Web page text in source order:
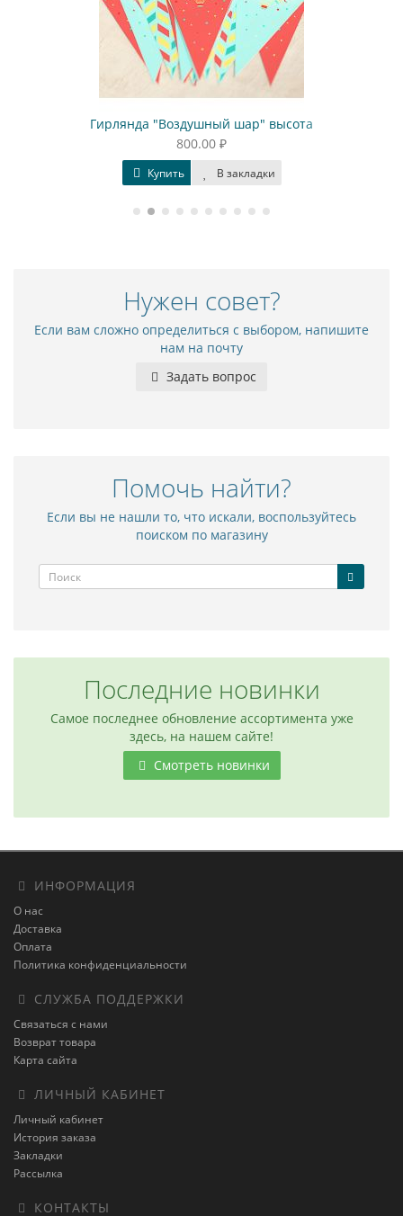
Гирлянда "Воздушный шар" высота
800.00 ₽
Купить В закладки
Нужен совет?
Если вам сложно определиться с выбором, напишите
нам на почту
Задать вопрос
Помочь найти?
Если вы не нашли то, что искали, воспользуйтесь
поиском по магазину
Последние новинки
Самое последнее обновление ассортимента уже
здесь, на нашем сайте!
Смотреть новинки
ИНФОРМАЦИЯ
О нас
Доставка
Оплата
Политика конфиденциальности
СЛУЖБА ПОДДЕРЖКИ
Связаться с нами
Возврат товара
Карта сайта
ЛИЧНЫЙ КАБИНЕТ
Личный кабинет
История заказа
Закладки
Рассылка
КОНТАКТЫ